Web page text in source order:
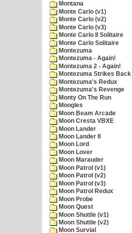
Montana
Monte Carlo (v1)
Monte Carlo (v2)
Monte Carlo (v3)
Monte Carlo II Solitaire
Monte Carlo Solitaire
Montezuma
Montezuma - Again!
Montezuma 2 - Again!
Montezuma Strikes Back
Montezuma's Redux
Montezuma's Revenge
Monty On The Run
Moogles
Moon Beam Arcade
Moon Cresta VBXE
Moon Lander
Moon Lander II
Moon Lord
Moon Lover
Moon Marauder
Moon Patrol (v1)
Moon Patrol (v2)
Moon Patrol (v3)
Moon Patrol Redux
Moon Probe
Moon Quest
Moon Shuttle (v1)
Moon Shuttle (v2)
Moon Survial